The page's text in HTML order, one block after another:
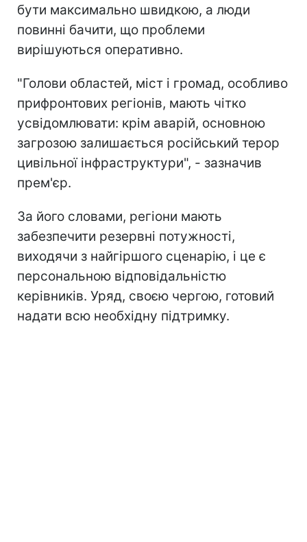
бути максимально швидкою, а люди
повинні бачити, що проблеми
вирішуються оперативно.
"Голови областей, міст і громад, особливо
прифронтових регіонів, мають чітко
усвідомлювати: крім аварій, основною
загрозою залишається російський терор
цивільної інфраструктури", - зазначив
прем'єр.
За його словами, регіони мають
забезпечити резервні потужності,
виходячи з найгіршого сценарію, і це є
персональною відповідальністю
керівників. Уряд, своєю чергою, готовий
надати всю необхідну підтримку.